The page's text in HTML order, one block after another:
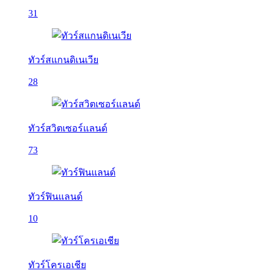
31
ทัวร์สแกนดิเนเวีย
28
ทัวร์สวิตเซอร์แลนด์
73
ทัวร์ฟินแลนด์
10
ทัวร์โครเอเชีย